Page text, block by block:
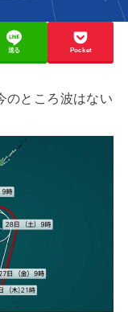
送る Pocket
のところ波はない